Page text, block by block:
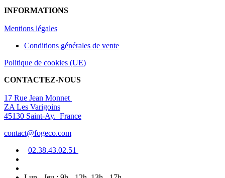
INFORMATIONS
Mentions légales
Conditions générales de vente
Politique de cookies (UE)
CONTACTEZ-NOUS
17 Rue Jean Monnet
ZA Les Varigoins
45130 Saint-Ay. France
contact@fogeco.com
02.38.43.02.51